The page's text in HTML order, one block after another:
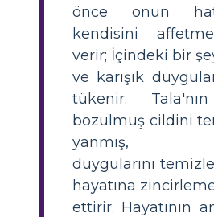
önce onun
kendisini
verir; İçindeki bir
ve karışık
tükenir.
bozulmuş cildini
yanmış,
duygularını
hayatına
ettirir. Hayatının